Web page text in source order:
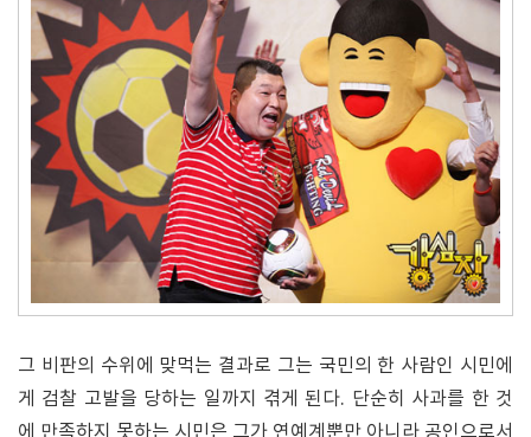
그 비판의 수위에 맞먹는 결과로 그는 국민의 한 사람인 시민에
게 검찰 고발을 당하는 일까지 겪게 된다. 단순히 사과를 한 것
에 만족하지 못하는 시민은 그가 연예계뿐만 아니라 공인으로서